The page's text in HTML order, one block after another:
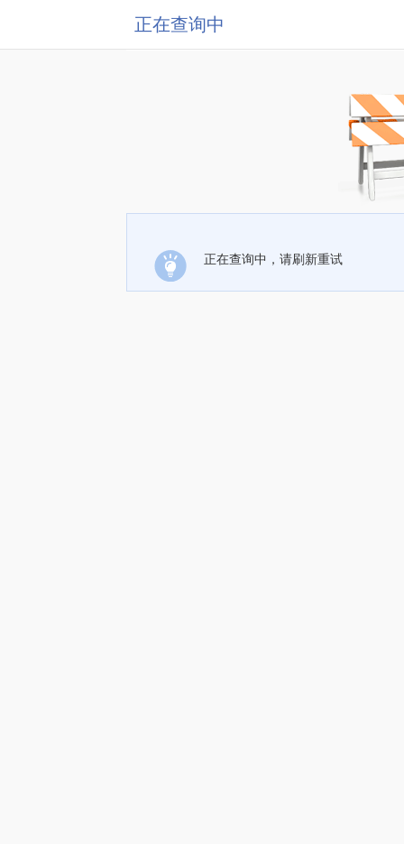
正在查询中
正在查询中，请刷新重试